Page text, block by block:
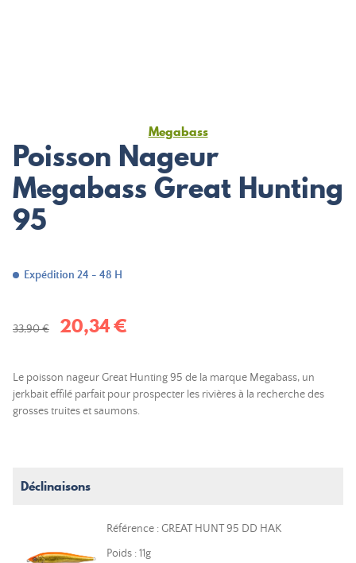
Megabass
Poisson Nageur
Megabass Great Hunting
95
Expédition 24 - 48 H
33,90 € 20,34 €
Le poisson nageur Great Hunting 95 de la marque Megabass, un
jerkbait effilé parfait pour prospecter les rivières à la recherche des
grosses truites et saumons.
Déclinaisons
Référence : GREAT HUNT 95 DD HAK
Poids : 11g